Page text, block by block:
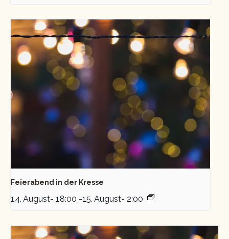
Feierabend in der Kresse
14. August- 18:00 -15. August- 2:00